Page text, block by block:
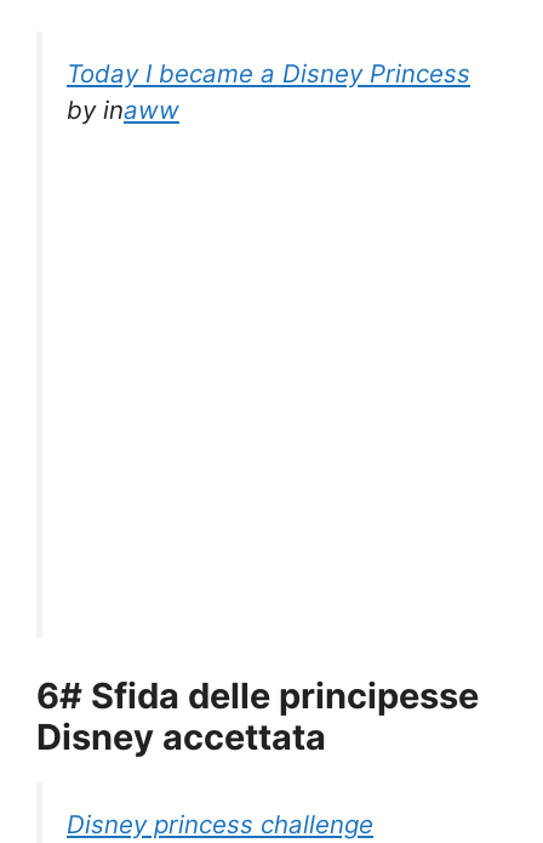
Today I became a Disney Princess
byinaww
6# Sfida delle principesse
Disney accettata
Disney princess challenge